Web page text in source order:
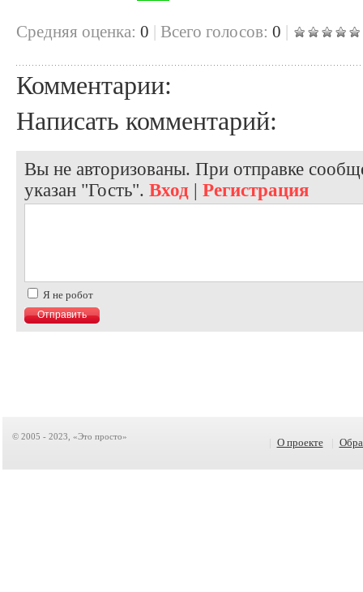
Cредняя оценка: 0 | Всего голосов: 0 |
Комментарии:
Написать комментарий:
Вы не авторизованы. При отправке
указан "Гость". Вход | Регистрация
Я не робот
© 2005 - 2023, «Это просто» О проекте